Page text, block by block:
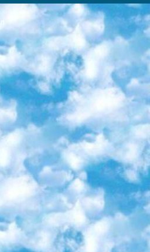
устный Письменная/устная история Узбекистана *По выбору студента:  Химия  Физика  Основы государственного права  География 10 бесплатных образовательных ресурсов - Мы составили подборку онлайн-проектов с интерактивными упражнениями, видеолекциями и статьями. Они помогут вам обрести новые и освежить старые знания бесплатно. 1. «ИНТУИТ» Старейшая образовательная площадка Рунета. Здесь вы найдёте сотни текстовых и видеокурсов на десятки различных тем — от программирования до психологии. Многие курсы подготовлены российскими университетами и крупными международными компаниями вроде Intel и Microsoft. Самостоятельное обучение бесплатное, но желающие могут оплатить услуги персональных наставников. 2. «Смартия» знакомит с актуальными профессиями и подсказывает, как им обучаться. Выбрав заинтересовавшую вас специальность — SMM-специалист, фотограф, веб-дизайнер или другую, — увидите список необходимых для неё умений. Чтобы вы могли освоить их самостоятельно, для каждого умения площадка отображает подборку ссылок на учебные материалы. Хотя «Смартия» ориентируется на русскоязычную аудиторию, часть контента всё же доступна только на английском. 3. «Лекторий Физтеха» Проект Московского физико-технического института (Физтеха). С его помощью вы можете смотреть онлайн серии лекций, записанные на видео в этом вузе. В числе доступных предметов — физика, биология, химия, информационные технологии и другие. К некоторым лекциям администрация ресурса прилагает готовые конспекты, которые можно скачивать в PDF-формате. 4. ITMOcourses Онлайн-площадка Санкт-Петербургского национального исследовательского университета информационных технологий, механики и оптики (ИТМО). Ресурс предоставляет свободный доступ к курсам, разработанным в этом вузе. Каталог материалов разбит на четыре категории: «Оптические системы и технологии», «Приборостроение и робототехника», «Информационные технологии» и «Биотехнологии». Курсы состоят из видеолекций, интерактивных демонстраций и заданий. 5. «КиберЛенинка» Электронная научная библиотека открытого доступа. Каталог площадки регулярно обрастает текстами статей из различных научных изданий. Сгруппированные по журналам и рубрикам публикации можно читать онлайн или скачивать целиком в PDF-формате. Проект нацелен на популяризацию науки за счёт открытого доступа к качественной информации. 6. «ПостНаука» На этом ресурсе публикуют подборки видеолекций, составленные экспертами из разных отраслей и объединённые общими темами. Среди них, к примеру, есть серии «Биоинформатика и геномика», «Культура средневековой Скандинавии» и Cinema Studies о теории кино. Каждая подборка лекций — логически связанная история, рассказанная экспертом от первого лица. Кроме того, на сайте появляются научно-образовательные статьи и тесты на разные темы. 7. «Newочём» Команда проекта «Newочём» отбирает самые интересные тексты из англоязычных СМИ и переводит те из них, за которые голосуют участники сообщества «ВКонтакте». По большей части это научно-популярные статьи. Редакторы придумывают лишь заголовки, в остальном содержание переводов соответствует оригиналам. Полные тексты можно читать прямо в социальной сети. 8. InternetUrok Онлайн-база материалов по основным дисциплинам школьной программы. Информация на сайте структурирована по классам, предметам и темам (урокам). Каждый урок состоит из видеолекций и конспектов. Есть также интерактивные тренажёры и тесты для закрепления пройденного материала. Даже если вы давно окончили школу, возможность повторить программу старших классов всегда может пригодиться. 9. Edutainme Ещё один ресурс об образовании. В отличие от Newtonew, как мне кажется, Edutainme больше ориентируется на представителей индустрии: педагогов, предпринимателей, разработчиков образовательных проектов. Но и любой, кто просто стремится к саморазвитию, найдёт на сайте много полезного и интересного для себя. Например, информацию о новых курсах и образовательных сервисах. 10. Newtonew Онлайн-медиа об образовании и обучении в широком смысле. Авторы Newtonew пишут об инструментах, заведениях, тактиках и стратегиях, которые помогают учить других и получать новые знания самостоятельно. На этой площадке вы найдёте новости, обзоры, аналитические мат